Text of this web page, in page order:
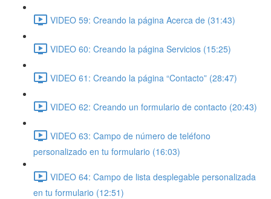
VIDEO 59: Creando la página Acerca de (31:43)
VIDEO 60: Creando la página Servicios (15:25)
VIDEO 61: Creando la página “Contacto” (28:47)
VIDEO 62: Creando un formulario de contacto (20:43)
VIDEO 63: Campo de número de teléfono
personalizado en tu formulario (16:03)
VIDEO 64: Campo de lista desplegable personalizada
en tu formulario (12:51)